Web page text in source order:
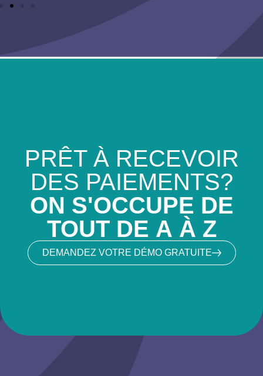
PRÊT À RECEVOIR
DES PAIEMENTS?
ON S'OCCUPE DE
TOUT DE A À Z
DEMANDEZ VOTRE DÉMO GRATUITE